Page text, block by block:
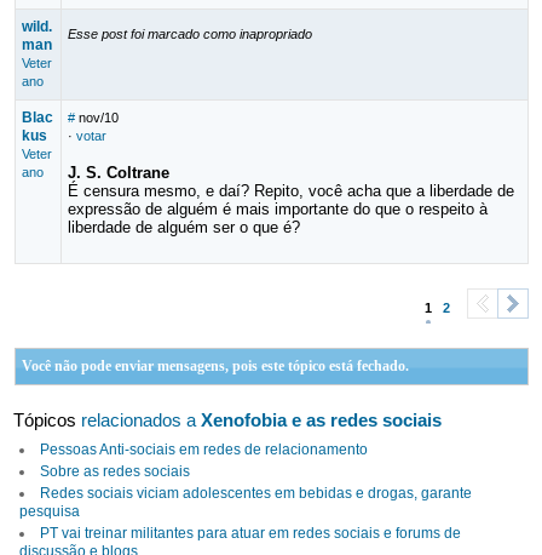
wild.
man
Veter
ano
Esse post foi marcado como inapropriado
Blac
kus
Veter
ano
# nov/10
· votar
J. S. Coltrane
É censura mesmo, e daí? Repito, você acha que a liberdade de
expressão de alguém é mais importante do que o respeito à
liberdade de alguém ser o que é?
1 2
Você não pode enviar mensagens, pois este tópico está fechado.
Tópicos relacionados aXenofobia e as redes sociais
Pessoas Anti-sociais em redes de relacionamento
Sobre as redes sociais
Redes sociais viciam adolescentes em bebidas e drogas, garante
pesquisa
PT vai treinar militantes para atuar em redes sociais e forums de
discussão e blogs